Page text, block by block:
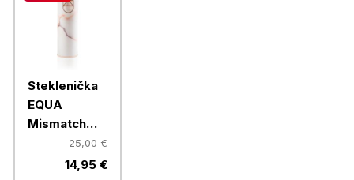
Steklenička
EQUA
Mismatch
Lava, 750 ml
25,00 €
14,95 €